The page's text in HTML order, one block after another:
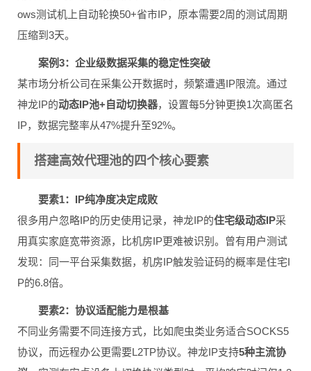
ows测试机上自动轮换50+省市IP，原本需要2周的测试周期
压缩到3天。
案例3：企业级数据采集的稳定性突破
某市场分析公司在采集公开数据时，频繁遭遇IP限流。通过
神龙IP的动态IP池+自动切换器，设置每5分钟更换1次高匿名
IP，数据完整率从47%提升至92%。
搭建高效代理池的四个核心要素
要素1：IP纯净度决定成败
很多用户忽略IP的历史使用记录，神龙IP的住宅级动态IP采
用真实家庭宽带资源，比机房IP更难被识别。曾有用户测试
发现：同一平台采集数据，机房IP触发验证码的概率是住宅I
P的6.8倍。
要素2：协议适配能力是根基
不同业务需要不同连接方式，比如爬虫类业务适合SOCKS5
协议，而远程办公更需要L2TP协议。神龙IP支持5种主流协